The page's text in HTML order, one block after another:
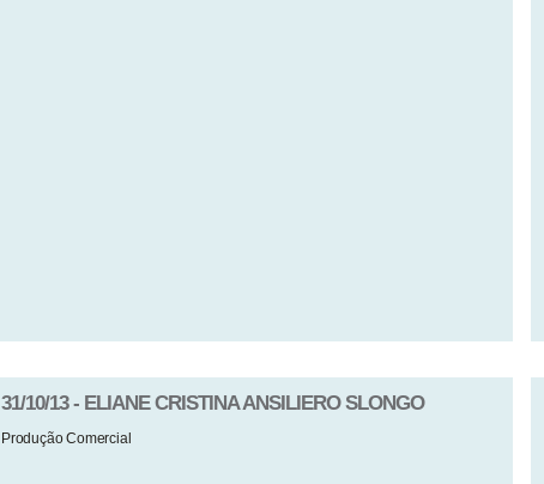
31/10/13 - ELIANE CRISTINA ANSILIERO SLONGO
Produção Comercial